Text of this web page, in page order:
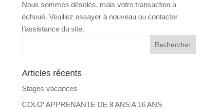
Nous sommes désolés, mais votre transaction a
échoué. Veuillez essayer à nouveau ou contacter
l’assistance du site.
Articles récents
Stages vacances
COLO‘ APPRENANTE DE 8 ANS A 16 ANS